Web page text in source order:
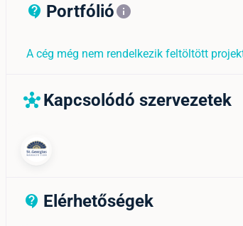
contact_support_outline
Portfólióinfo
A cég még nem rendelkezik feltöltött
hub Kapcsolódó szervezetek
contact_support_outline
Elérhetőségek